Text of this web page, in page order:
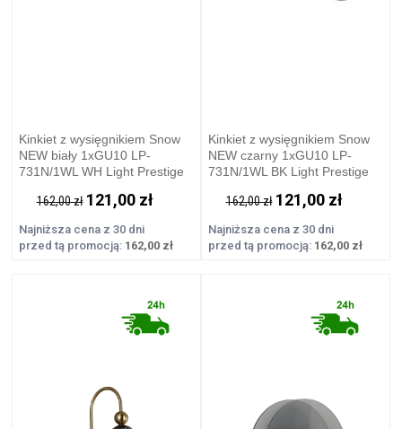
Kinkiet z wysięgnikiem Snow
NEW biały 1xGU10 LP-
731N/1WL WH Light Prestige
162,00 zł 121,00 zł
Najniższa cena z 30 dni
przed tą promocją: 162,00 zł
Kinkiet z wysięgnikiem Snow
NEW czarny 1xGU10 LP-
731N/1WL BK Light Prestige
162,00 zł 121,00 zł
Najniższa cena z 30 dni
przed tą promocją: 162,00 zł